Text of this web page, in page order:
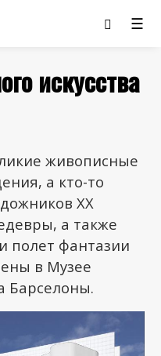
☰
искусства
живописные
а кто-то
ХХ
а также
полет фантазии
в Музее
Барселоны.